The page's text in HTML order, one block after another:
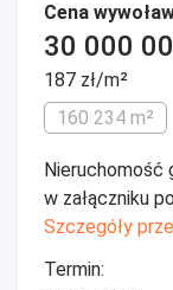
Cena
30 000
187 zł/m²
160 234 m²
Nieruchomość
w załączniku
Szczegóły
Termin: